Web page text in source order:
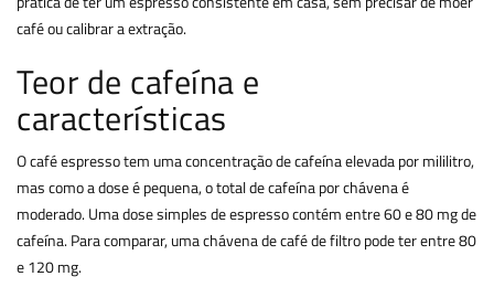
café ou calibrar a extração.
Teor de cafeína e
características
O café espresso tem uma concentração de cafeína elevada por mililitro,
mas como a dose é pequena, o total de cafeína por chávena é
moderado. Uma dose simples de espresso contém entre 60 e 80 mg de
cafeína. Para comparar, uma chávena de café de filtro pode ter entre 80
e 120 mg.